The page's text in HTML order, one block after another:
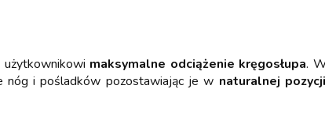
użytkownikowi maksymalne odciążenie kręgosłupa.
nóg i pośladków pozostawiając je w naturalnej